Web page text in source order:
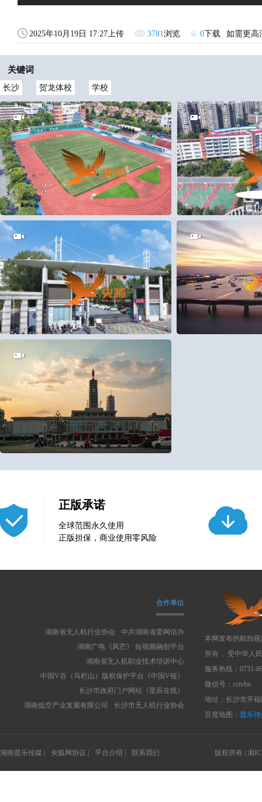
2025年10月19日 17:27上传 3781浏览 0下载 如需更高
关键词
长沙 贺龙体校 学校
2 0 2 0
2 0 28 0
100 0
正版承诺
全球范围永久使用
正版担保，商业使用零风险
合作单位
中共湖南省委网信办
湖南省无人机行业协会
湖南广电《风芒》 短视频融创平台
湖南省无人机职业技术培训中心
中国V谷（马栏山）版权保护平台《中国V链》
长沙市政府门户网站《星辰在线》
长沙市无人机行业协会
湖南低空产业发展有限公司
本网发布的航拍
所有， 受中华人
服务热线：0731-
微信号：cctvhn
地址：长沙市开
百度地图： 普乐
湖南普乐传媒 | 央狐网协议 | 平台介绍 | 联系我们 版权所有 | 湘